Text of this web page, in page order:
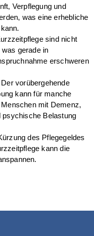
Verpflegung und
was eine erhebliche
sind nicht
gerade in
erschweren
vorübergehende
kann für manche
mit Demenz,
psychische Belastung
des Pflegegeldes
kann die